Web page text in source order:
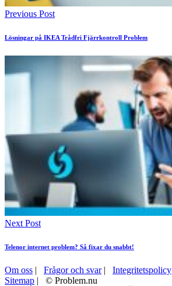
Previous Post
Lösningar på IKEA Trådfri Fjärrkontroll Problem
Next Post
Telenor internet problem? Så fixar du snabbt!
Om oss | Frågor och svar| Integritetspolicy
Sitemap | © Problem.nu